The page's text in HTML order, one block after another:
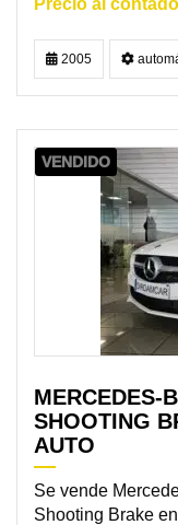
2005
VENDIDO
MERCEDES-
SHOOTING
AUTO
Se vende
Shooting Brake